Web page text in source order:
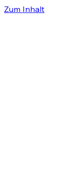
Zum Inhalt